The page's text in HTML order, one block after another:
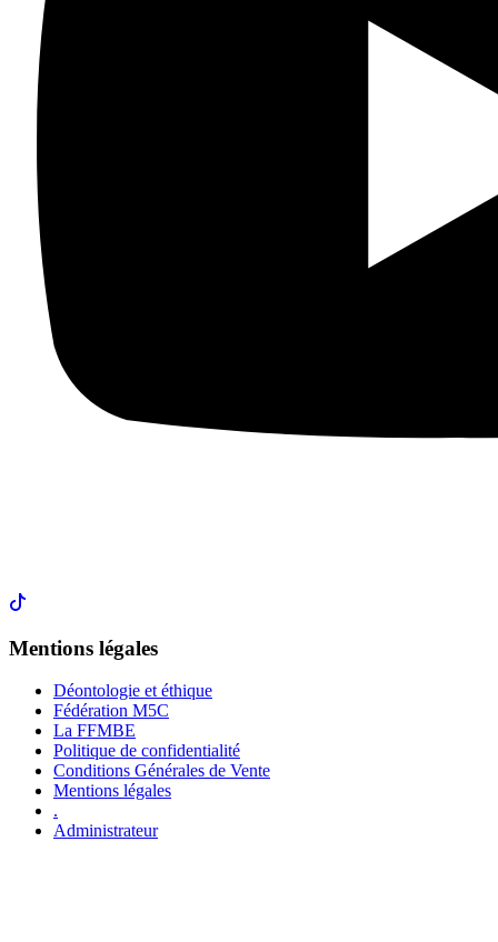
Mentions légales
Déontologie et éthique
Fédération M5C
La FFMBE
Politique de confidentialité
Conditions Générales de Vente
Mentions légales
.
Administrateur